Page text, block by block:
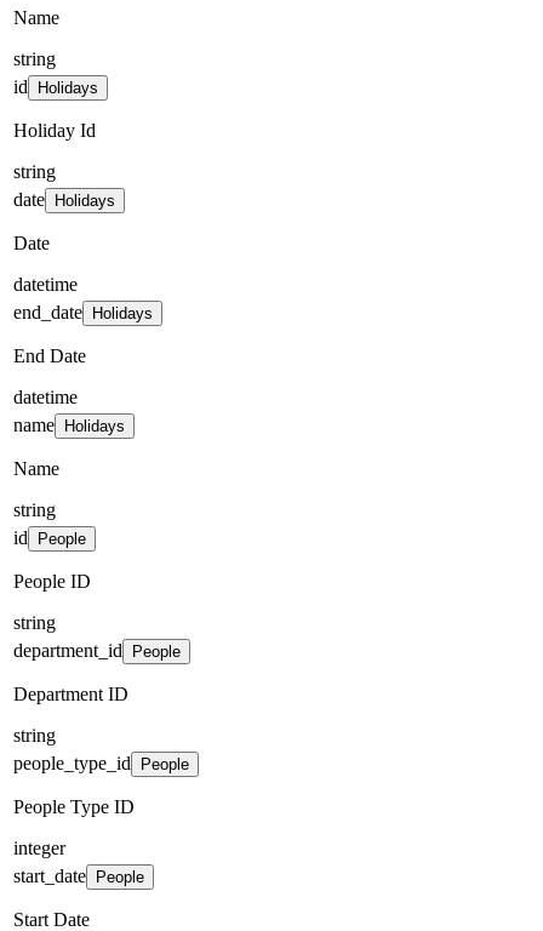
Name
string
id
Holidays
Holiday Id
string
date
Holidays
Date
datetime
end_date
Holidays
End Date
datetime
name
Holidays
Name
string
id
People
People ID
string
department_id
People
Department ID
string
people_type_id
People
People Type ID
integer
start_date
People
Start Date